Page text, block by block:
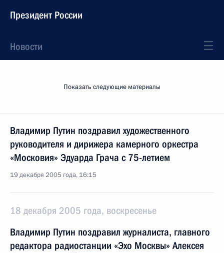
Президент России
Новости
Показать следующие материалы
Владимир Путин поздравил художественного
руководителя и дирижера камерного оркестра
«Московия» Эдуарда Грача с 75-летием
19 декабря 2005 года, 16:15
18 декабря 2005 года, воскресенье
Владимир Путин поздравил журналиста, главного
редактора радиостанции «Эхо Москвы» Алексея